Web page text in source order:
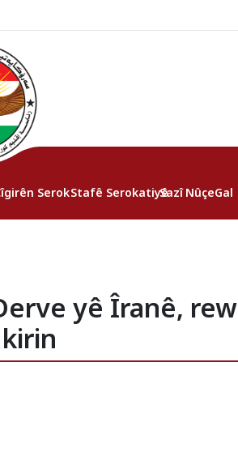
SerokStafê SerokatiyêSazî Nûçe
yê Îranê,